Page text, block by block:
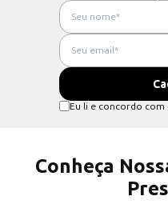
Eu li e concordo com
Conheça